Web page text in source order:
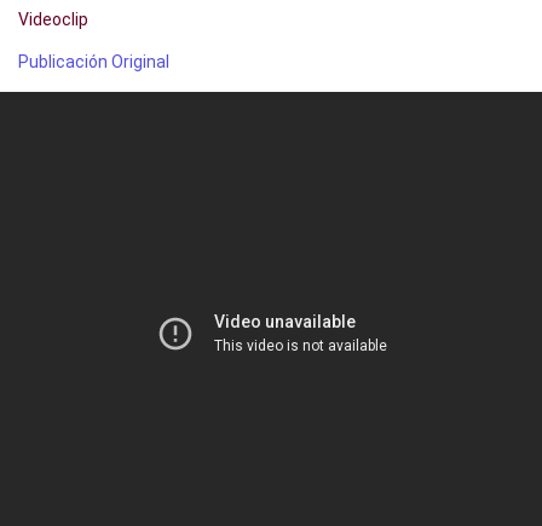
Videoclip
Publicación Original